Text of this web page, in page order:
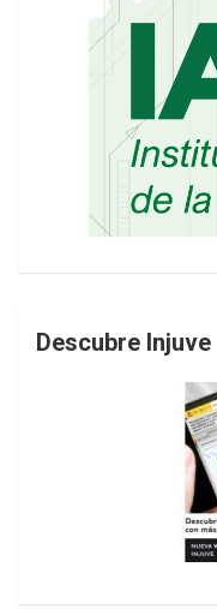
Descubre Injuve